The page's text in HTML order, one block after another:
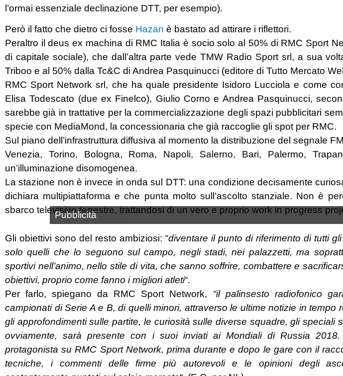
l’ormai essenziale declinazione DTT, per esempio).
Però il fatto che dietro ci fosse Hazan è bastato ad attirare i riflettori.
Peraltro il deus ex machina di RMC Italia è socio solo al 50% di RMC Sport
di capitale sociale), che dall’altra parte vede TMW Radio Sport srl, a sua
Triboo e al 50% dalla Tc&C di Andrea Pasquinucci (editore di Tutto Mercato
RMC Sport Network srl, che ha quale presidente Isidoro Lucciola e come
Elisa Todescato (due ex Finelco), Giulio Corno e Andrea Pasquinucci,
sarebbe già in trattative per la commercializzazione degli spazi pubblicitari
specie con MediaMond, la concessionaria che già raccoglie gli spot per RMC.
Sul piano dell’infrastruttura diffusiva al momento la distribuzione del segnale
Venezia, Torino, Bologna, Roma, Napoli, Salerno, Bari, Palermo,
un’illuminazione disomogenea.
La stazione non è invece in onda sul DTT: una condizione decisamente
dichiara multipiattaforma e che punta molto sull’ascolto stanziale. Non è
sbarco televisivo terrestre, trattandosi di un vero e proprio work in progress
Pubblicità
Gli obiettivi sono del resto ambiziosi: “diventare il punto di riferimento di tutti
solo quelli che lo seguono sul campo, negli stadi, nei palazzetti, ma
sportivi nell’animo, nello stile di vita, che sanno soffrire, combattere e
obiettivi, proprio come fanno i migliori atleti“.
Per farlo, spiegano da RMC Sport Network, “il palinsesto radiofonico
campionati di Serie A e B, di quelli minori, attraverso le ultime notizie in tempo
gli approfondimenti sulle partite, le curiosità sulle diverse squadre, gli speciali
ovviamente, sarà presente con i suoi inviati ai Mondiali di Russia
protagonista su RMC Sport Network, prima durante e dopo le gare con il
tecniche, i commenti delle firme più autorevoli e le opinioni degli